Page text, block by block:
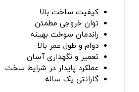
کیفیت ساخت بالا
توان خروجی مطمئن
راندمان سوخت بهینه
دوام و طول عمر بالا
تعمیر و نگهداری آسان
عملکرد پایدار در شرایط سخت
گارانتی یک ساله